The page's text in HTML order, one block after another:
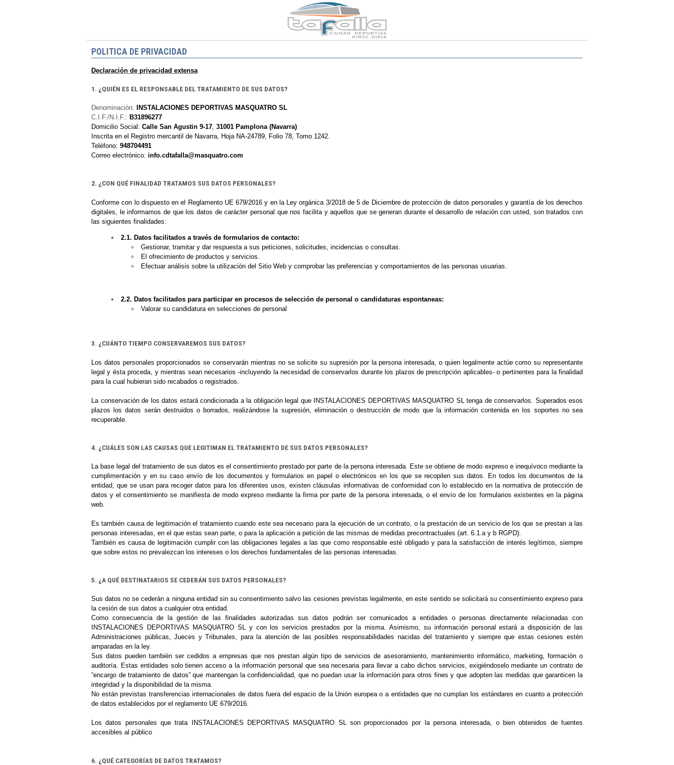
POLITICA DE PRIVACIDAD
Declaración de privacidad extensa
1. ¿QUIÉN ES EL RESPONSABLE DEL TRATAMIENTO DE SUS DATOS?
Denominación:
INSTALACIONES DEPORTIVAS MASQUATRO SL
C.I.F./N.I.F.: B31896277
Domicilio Social: Calle San Agustin 9-17, 31001 Pamplona (Navarra)
Inscrita en el Registro mercantil de Navarra, Hoja NA-24789, Folio 78, Tomo 1242.
Teléfono: 948704491
Correo electrónico: info.cdtafalla@masquatro.com
2. ¿CON QUÉ FINALIDAD TRATAMOS SUS DATOS PERSONALES?
Conforme con lo dispuesto en el Reglamento UE 679/2016 y en la Ley orgánica 3/2018 de 5 de Diciembre de protección de datos personales y garantía de los derechos
digitales, le informamos de que los datos de carácter personal que nos facilita y aquellos que se generan durante el desarrollo de relación con usted, son tratados con
las siguientes finalidades:
2.1. Datos facilitados a través de formularios de contacto:
Gestionar, tramitar y dar respuesta a sus peticiones, solicitudes, incidencias o consultas.
El ofrecimiento de productos y servicios.
Efectuar análisis sobre la utilización del Sitio Web y comprobar las preferencias y comportamientos de las personas usuarias.
2.2. Datos facilitados para participar en procesos de selección de personal o candidaturas espontaneas:
Valorar su candidatura en selecciones de personal
3. ¿CUÁNTO TIEMPO CONSERVAREMOS SUS DATOS?
Los datos personales proporcionados se conservarán mientras no se solicite su supresión por la persona interesada, o quien legalmente actúe como su representante
legal y ésta proceda, y mientras sean necesarios -incluyendo la necesidad de conservarlos durante los plazos de prescripción aplicables- o pertinentes para la finalidad
para la cual hubieran sido recabados o registrados.
La conservación de los datos estará condicionada a la obligación legal que INSTALACIONES DEPORTIVAS MASQUATRO SL tenga de conservarlos. Superados esos
plazos los datos serán destruidos o borrados, realizándose la supresión, eliminación o destrucción de modo que la información contenida en los soportes no sea
recuperable.
4. ¿CUÁLES SON LAS CAUSAS QUE LEGITIMAN EL TRATAMIENTO DE SUS DATOS PERSONALES?
La base legal del tratamiento de sus datos es el consentimiento prestado por parte de la persona interesada. Este se obtiene de modo expreso e inequívoco mediante la
cumplimentación y en su caso envío de los documentos y formularios en papel o electrónicos en los que se recopilen sus datos. En todos los documentos de la
entidad, que se usan para recoger datos para los diferentes usos, existen cláusulas informativas de conformidad con lo establecido en la normativa de protección de
datos y el consentimiento se manifiesta de modo expreso mediante la firma por parte de la persona interesada, o el envío de los formularios existentes en la página
web.
Es también causa de legitimación el tratamiento cuando este sea necesario para la ejecución de un contrato, o la prestación de un servicio de los que se prestan a las
personas interesadas, en el que estas sean parte, o para la aplicación a petición de las mismas de medidas precontractuales (art. 6.1.a y b RGPD).
También es causa de legitimación cumplir con las obligaciones legales a las que como responsable esté obligado y para la satisfacción de interés legítimos, siempre
que sobre estos no prevalezcan los intereses o los derechos fundamentales de las personas interesadas.
5. ¿A QUÉ DESTINATARIOS SE CEDERÁN SUS DATOS PERSONALES?
Sus datos no se cederán a ninguna entidad sin su consentimiento salvo las cesiones previstas legalmente, en este sentido se solicitará su consentimiento expreso para
la cesión de sus datos a cualquier otra entidad.
Como consecuencia de la gestión de las finalidades autorizadas sus datos podrán ser comunicados a entidades o personas directamente relacionadas con
INSTALACIONES DEPORTIVAS MASQUATRO SLy con los servicios prestados por la misma. Asimismo, su información personal estará a disposición de las
Administraciones públicas, Jueces y Tribunales, para la atención de las posibles responsabilidades nacidas del tratamiento y siempre que estas cesiones estén
amparadas en la ley.
Sus datos pueden también ser cedidos a empresas que nos prestan algún tipo de servicios de asesoramiento, mantenimiento informático, marketing, formación o
auditoría. Estas entidades solo tienen acceso a la información personal que sea necesaria para llevar a cabo dichos servicios, exigiéndoselo mediante un contrato de
“encargo de tratamiento de datos” que mantengan la confidencialidad, que no puedan usar la información para otros fines y que adopten las medidas que garanticen la
integridad y la disponibilidad de la misma.
No están previstas transferencias internacionales de datos fuera del espacio de la Unión europea o a entidades que no cumplan los estándares en cuanto a protección
de datos establecidos por el reglamento UE 679/2016.
Los datos personales que trata INSTALACIONES DEPORTIVAS MASQUATRO SL son proporcionados por la persona interesada, o bien obtenidos de fuentes
accesibles al público
6. ¿QUÉ CATEGORÍAS DE DATOS TRATAMOS?